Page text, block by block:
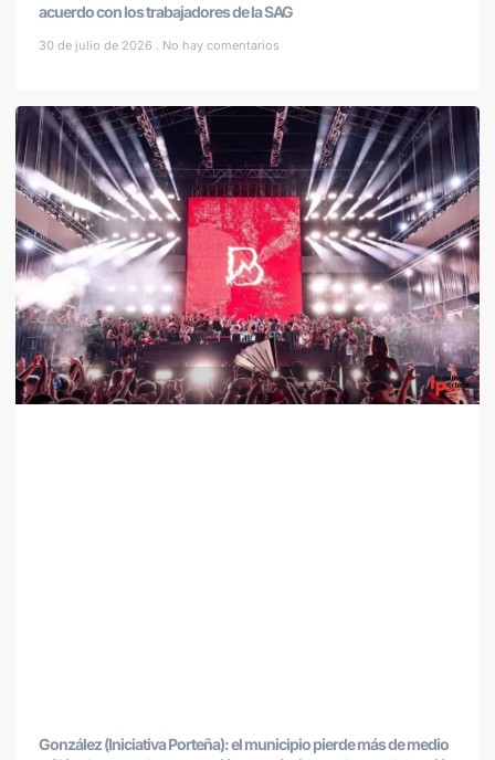
acuerdo con los trabajadores de la SAG
30 de julio de 2026 No hay comentarios
González (Iniciativa Porteña): el municipio pierde más de medio